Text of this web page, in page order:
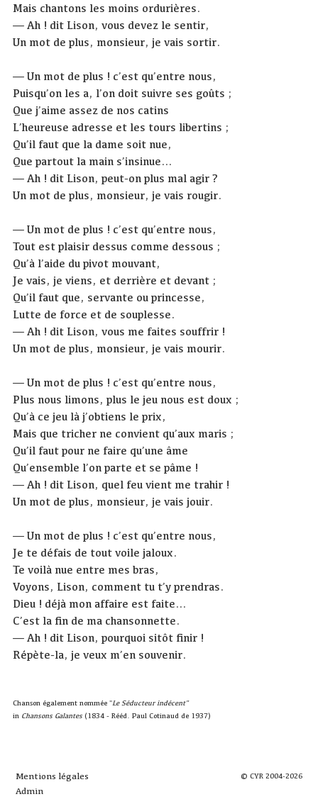
Mais chantons les moins ordurières.
— Ah ! dit Lison, vous devez le sentir,
Un mot de plus, monsieur, je vais sortir.
— Un mot de plus ! c’est qu’entre nous,
Puisqu’on les a, l’on doit suivre ses goûts ;
Que j’aime assez de nos catins
L’heureuse adresse et les tours libertins ;
Qu’il faut que la dame soit nue,
Que partout la main s’insinue…
— Ah ! dit Lison, peut-on plus mal agir ?
Un mot de plus, monsieur, je vais rougir.
— Un mot de plus ! c’est qu’entre nous,
Tout est plaisir dessus comme dessous ;
Qu’à l’aide du pivot mouvant,
Je vais, je viens, et derrière et devant ;
Qu’il faut que, servante ou princesse,
Lutte de force et de souplesse.
— Ah ! dit Lison, vous me faites souffrir !
Un mot de plus, monsieur, je vais mourir.
— Un mot de plus ! c’est qu’entre nous,
Plus nous limons, plus le jeu nous est doux ;
Qu’à ce jeu là j’obtiens le prix,
Mais que tricher ne convient qu’aux maris ;
Qu’il faut pour ne faire qu’une âme
Qu’ensemble l’on parte et se pâme !
— Ah ! dit Lison, quel feu vient me trahir !
Un mot de plus, monsieur, je vais jouir.
— Un mot de plus ! c’est qu’entre nous,
Je te défais de tout voile jaloux.
Te voilà nue entre mes bras,
Voyons, Lison, comment tu t’y prendras.
Dieu ! déjà mon affaire est faite…
C’est la fin de ma chansonnette.
— Ah ! dit Lison, pourquoi sitôt finir !
Répète-la, je veux m’en souvenir.
Chanson également nommée "Le Séducteur indécent"
in Chansons Galantes (1834 - Rééd. Paul Cotinaud de 1937)
© CYR 2004-2026
Mentions légales
Admin